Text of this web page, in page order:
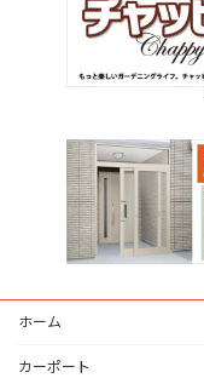
ホーム
カーポート